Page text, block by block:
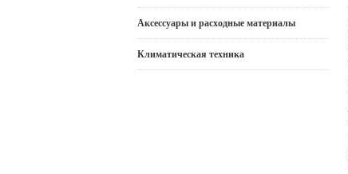
Аксессуары и расходные материалы
Климатическая техника